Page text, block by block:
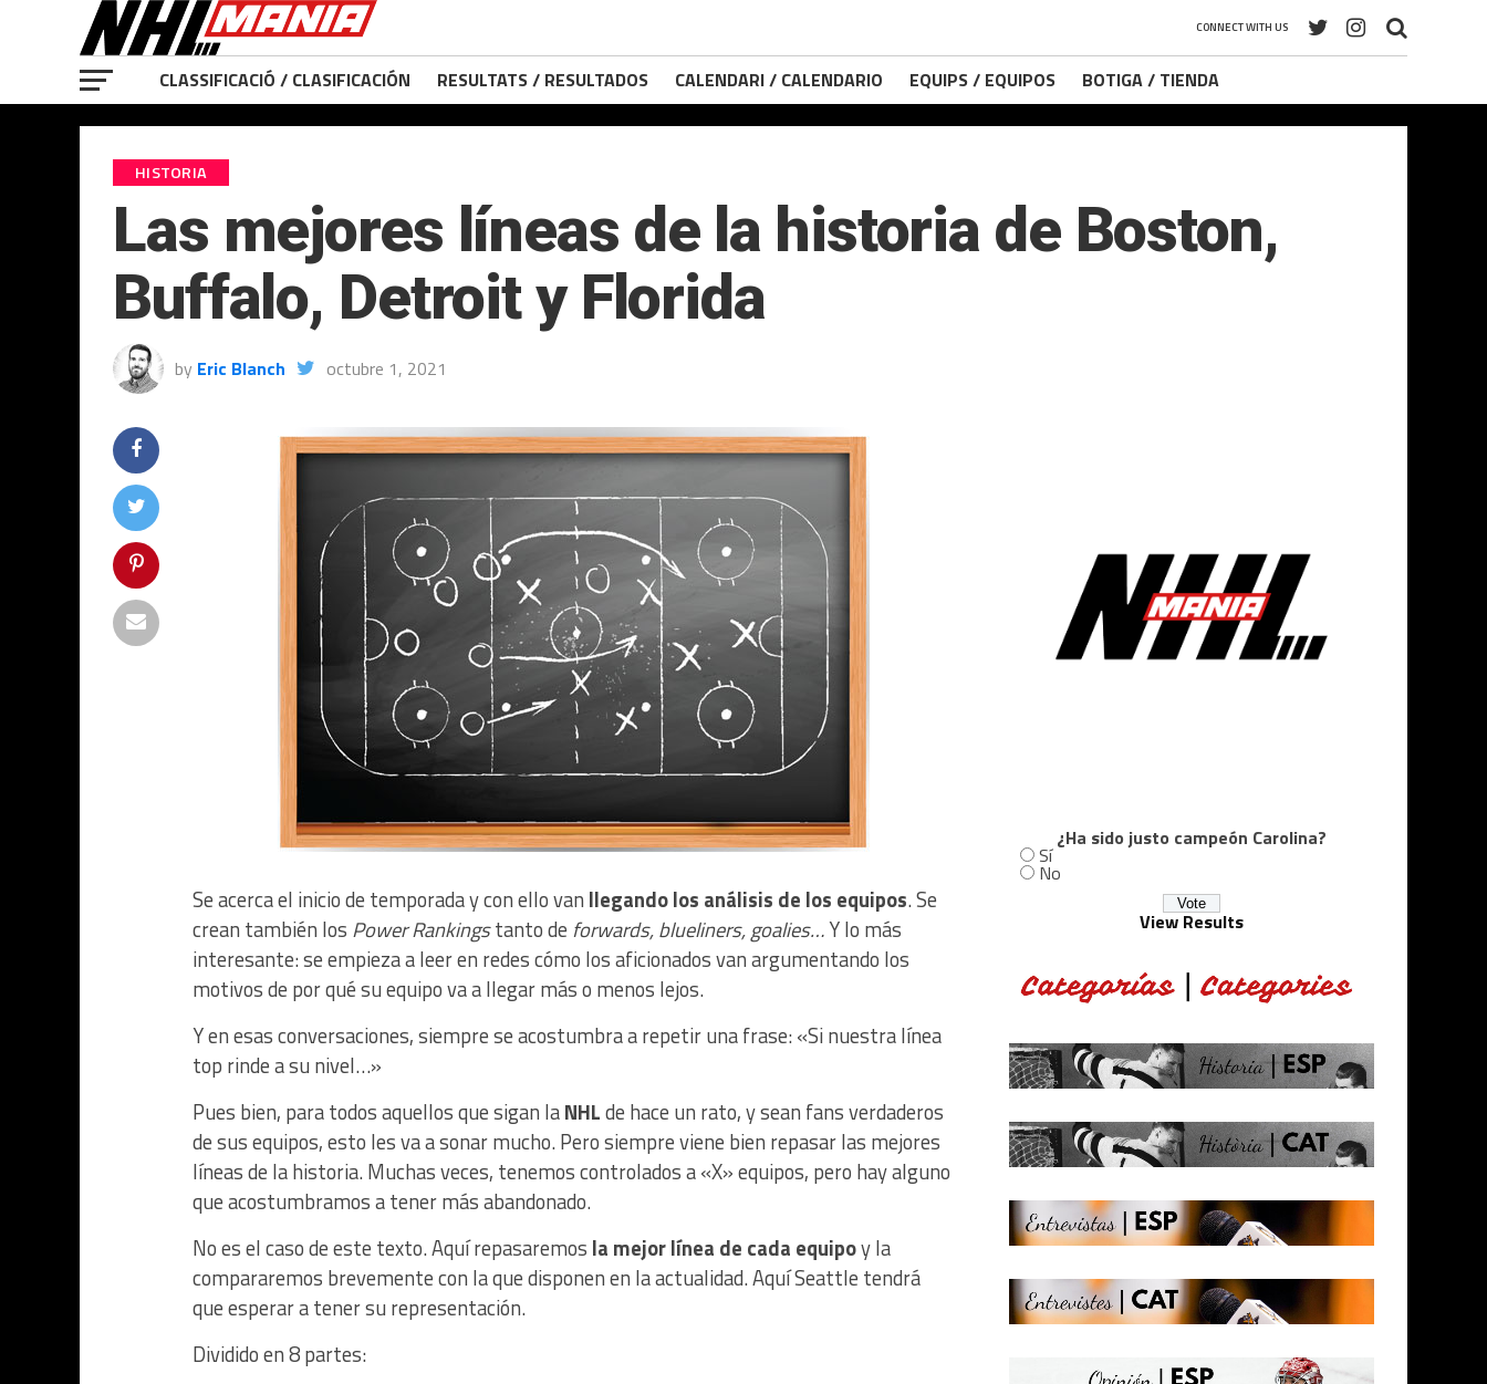
CONNECT WITH US
CLASSIFICACIÓ / CLASIFICACIÓN RESULTATS / RESULTADOS CALENDARI / CALENDARIO EQUIPS / EQUIPOS BOTIGA / TIENDA
HISTORIA
Las mejores líneas de la historia de Boston,
Buffalo, Detroit y Florida
by Eric Blanch octubre 1, 2021
Se acerca el inicio de temporada y con ello van llegando los análisis de los equipos. Se
crean también los Power Rankingstanto de forwards, blueliners, goalies…Y lo más
interesante: se empieza a leer en redes cómo los aficionados van argumentando los
motivos de por qué su equipo va a llegar más o menos lejos.
Y en esas conversaciones, siempre se acostumbra a repetir una frase: «Si nuestra línea
top rinde a su nivel…»
Pues bien, para todos aquellos que sigan laNHLde hace un rato, y sean fans verdaderos
de sus equipos, esto les va a sonar mucho. Pero siempre viene bien repasar las mejores
líneas de la historia. Muchas veces, tenemos controlados a «X» equipos, pero hay alguno
que acostumbramos a tener más abandonado.
No es el caso de este texto. Aquí repasaremos la mejor línea de cada equipoy la
compararemos brevemente con la que disponen en la actualidad. Aquí Seattle tendrá
que esperar a tener su representación.
Dividido en 8 partes:
¿Ha sido justo campeón Carolina?
Sí
No
View Results